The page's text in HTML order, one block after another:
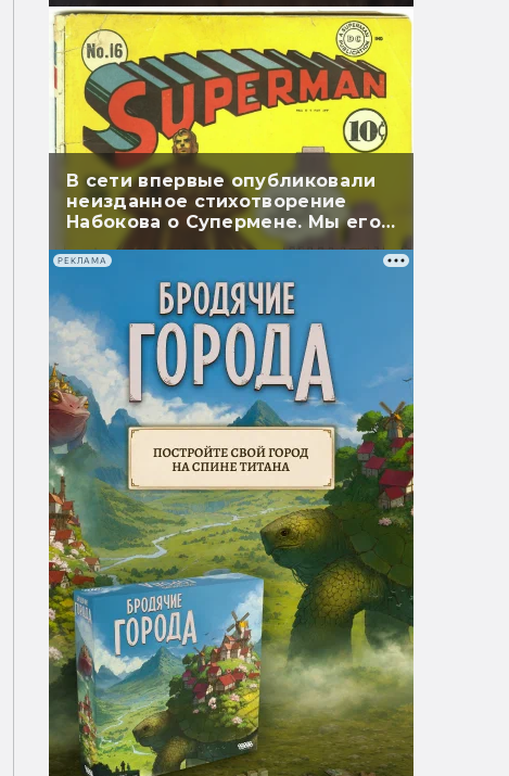
В сети впервые опубликовали
неизданное стихотворение
Набокова о Супермене. Мы его
перевели
РЕКЛАМА